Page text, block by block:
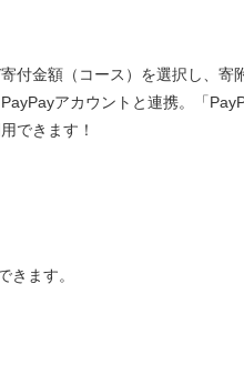
付金額（コース）を選択し、寄
アカウントと連携。「
できます！
きます。